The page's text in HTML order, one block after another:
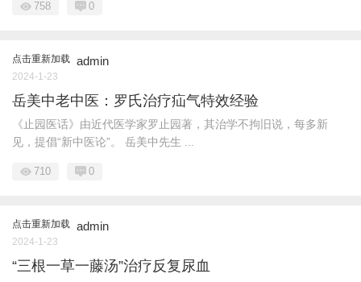
758 0
点击重新加载 admin
2024-1-23
岳美中老中医：罗氏治疗疝气特效经验
《止园医话》由近代医学家罗止园著，其治学不拘旧说，每多新
见，提倡“新中医论”。 岳美中先生 ...
710 0
点击重新加载 admin
2024-1-23
“三根一草一藤汤”治疗反复尿血